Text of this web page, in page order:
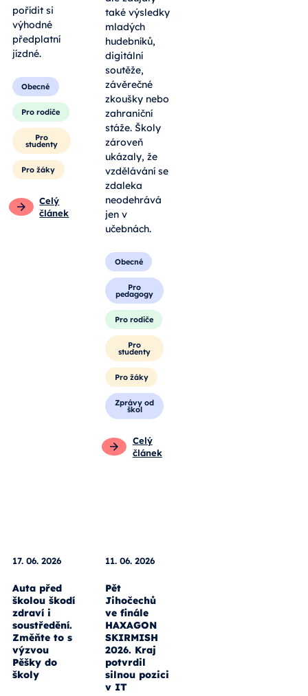
pořídit si
výhodné
předplatní
jízdné.
Obecné
Pro rodiče
Pro
studenty
Pro žáky
Celý
článek
také výsledky
mladých
hudebníků,
digitální
soutěže,
závěrečné
zkoušky nebo
zahraniční
stáže. Školy
zároveň
ukázaly, že
vzdělávání se
zdaleka
neodehrává
jen v
učebnách.
Obecné
Pro
pedagogy
Pro rodiče
Pro
studenty
Pro žáky
Zprávy od
škol
Celý
článek
17. 06. 2026
Auta před
školou škodí
zdraví i
soustředění.
Změňte to s
výzvou
Pěšky do
školy
11. 06. 2026
Pět
Jihočechů
ve finále
HAXAGON
SKIRMISH
2026. Kraj
potvrdil
silnou pozici
v IT